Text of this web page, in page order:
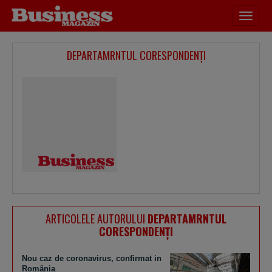
meniu
DEPARTAMRNTUL CORESPONDENŢI
ARTICOLELE AUTORULUI DEPARTAMRNTUL
CORESPONDENŢI
Nou caz de coronavirus, confirmat in
România